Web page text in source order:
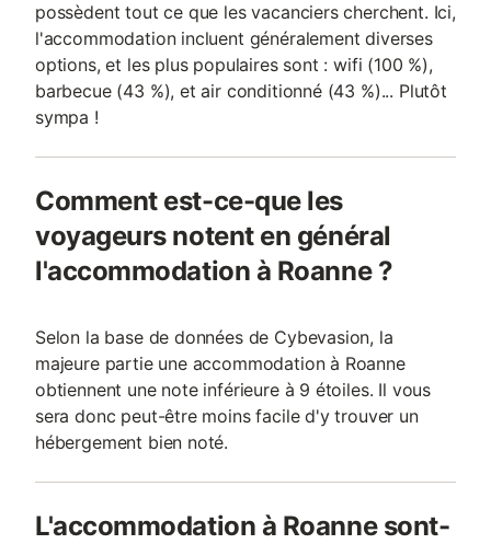
possèdent tout ce que les vacanciers cherchent. Ici,
l'accommodation incluent généralement diverses
options, et les plus populaires sont : wifi (100 %),
barbecue (43 %), et air conditionné (43 %)... Plutôt
sympa !
Comment est-ce-que les
voyageurs notent en général
l'accommodation à Roanne ?
Selon la base de données de Cybevasion, la
majeure partie une accommodation à Roanne
obtiennent une note inférieure à 9 étoiles. Il vous
sera donc peut-être moins facile d'y trouver un
hébergement bien noté.
L'accommodation à Roanne sont-